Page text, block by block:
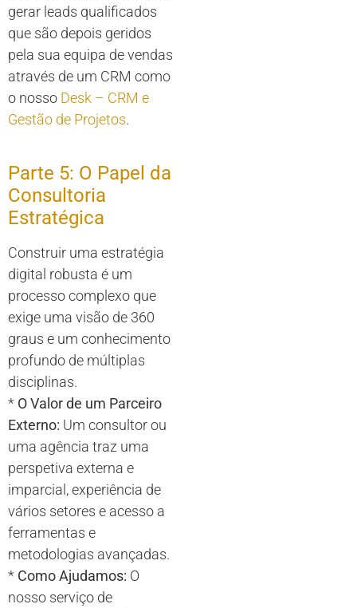
gerar leads qualificados
que são depois geridos
pela sua equipa de vendas
através de um CRM como
o nosso Desk – CRM e
Gestão de Projetos.
Parte 5: O Papel da
Consultoria
Estratégica
Construir uma estratégia
digital robusta é um
processo complexo que
exige uma visão de 360
graus e um conhecimento
profundo de múltiplas
disciplinas.
* O Valor de um Parceiro
Externo: Um consultor ou
uma agência traz uma
perspetiva externa e
imparcial, experiência de
vários setores e acesso a
ferramentas e
metodologias avançadas.
* Como Ajudamos: O
nosso serviço de